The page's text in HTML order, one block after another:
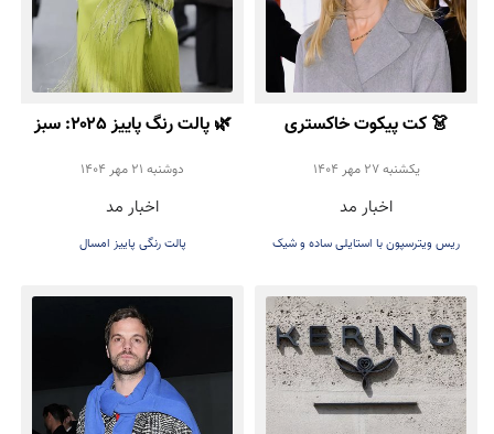
👗 کت پیکوت خاکستری
روشن؛ انتخاب شیک Reese
Witherspoon برای پاییز
۲۰۲۵
يكشنبه 27 مهر 1404
اخبار مد
ریس ویترسپون با استایلی ساده و شیک
🌿 پالت رنگ پاییز ۲۰۲۵: سبز
روشن، انتخاب خاص برای
استایل شما
دوشنبه 21 مهر 1404
اخبار مد
پالت رنگی پاییز امسال